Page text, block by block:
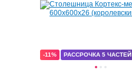
-11% РАССРОЧКА 5 ЧАСТЕЙ